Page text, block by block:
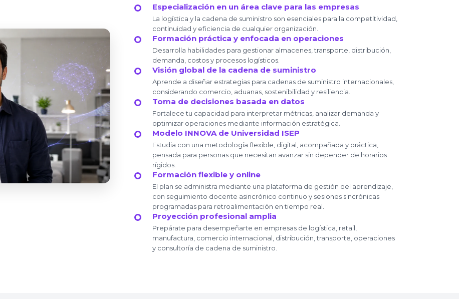
Especialización en un área clave para las empresas
La logística y la cadena de suministro son esenciales para la competitividad,
continuidad y eficiencia de cualquier organización.
Formación práctica y enfocada en operaciones
Desarrolla habilidades para gestionar almacenes, transporte, distribución,
demanda, costos y procesos logísticos.
Visión global de la cadena de suministro
Aprende a diseñar estrategias para cadenas de suministro internacionales,
considerando comercio, aduanas, sostenibilidad y resiliencia.
Toma de decisiones basada en datos
Fortalece tu capacidad para interpretar métricas, analizar demanda y
optimizar operaciones mediante información estratégica.
Modelo INNOVA de Universidad ISEP
Estudia con una metodología flexible, digital, acompañada y práctica,
pensada para personas que necesitan avanzar sin depender de horarios
rígidos.
Formación flexible y online
El plan se administra mediante una plataforma de gestión del aprendizaje,
con seguimiento docente asincrónico continuo y sesiones sincrónicas
programadas para retroalimentación en tiempo real.
Proyección profesional amplia
Prepárate para desempeñarte en empresas de logística, retail,
manufactura, comercio internacional, distribución, transporte, operaciones
y consultoría de cadena de suministro.